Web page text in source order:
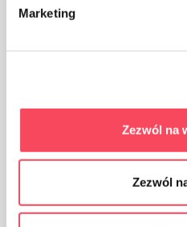
Marketing
Zezwól na
Zezwól
do produto
O produto pode ser